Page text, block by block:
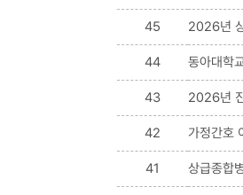
45 2026년
44 동아대학
43 2026년
42 가정간호
41 상급종합